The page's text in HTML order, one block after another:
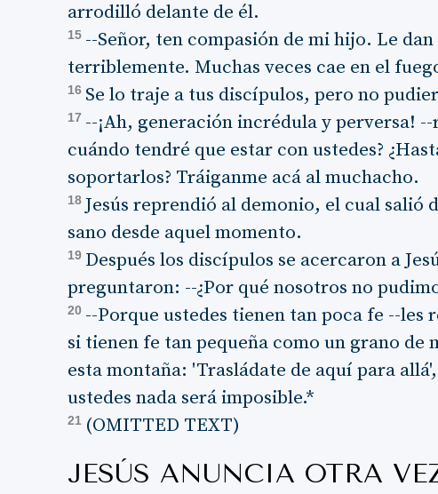
arrodilló delante de él.
15 --Señor, ten compasión de mi hijo. Le
terriblemente. Muchas veces cae en el
16 Se lo traje a tus discípulos, pero no
17 --¡Ah, generación incrédula y perversa! --
cuándo tendré que estar con ustedes?
soportarlos? Tráiganme acá al muchacho.
18Jesús reprendió al demonio, el cual salió
sano desde aquel momento.
19 Después los discípulos se acercaron a
preguntaron: --¿Por qué nosotros no
20 --Porque ustedes tienen tan poca fe --les
si tienen fe tan pequeña como un grano de
esta montaña: 'Trasládate de aquí para
ustedes nada será imposible.*
21 (OMITTED TEXT)
JESÚS ANUNCIA OTRA